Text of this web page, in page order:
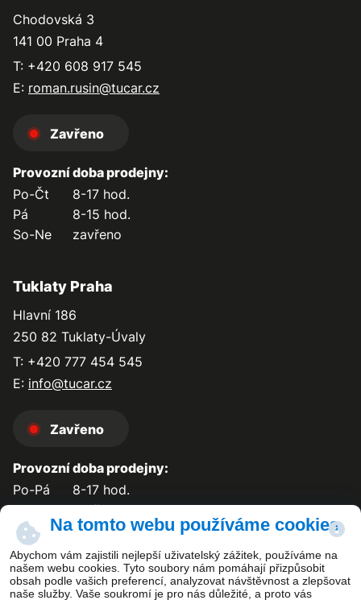
Na tomto webu používáme cookies
Abychom vám zajistili nejlepší uživatelský zážitek, používáme na
našem webu cookies. Tyto soubory nám pomáhají přizpůsobit
obsah podle vašich preferencí, analyzovat návštěvnost a zlepšovat
naše služby. Vaše soukromí je pro nás důležité, a proto vás
Chodovská 3
141 00 Praha 4
T: +420 608 917 545
E: roman.rusin@tucar.cz
Zavřeno
Provozní doba prodejny:
Po-Čt
8-17 hod.
Pá
8-15 hod.
So-Ne
zavřeno
Tuklaty Praha
Hlavní 186
250 82 Tuklaty-Úvaly
T: +420 777 454 545
E: info@tucar.cz
Zavřeno
Provozní doba prodejny:
Po-Pá
8-17 hod.
So-Ne
zavřeno
Kontakt